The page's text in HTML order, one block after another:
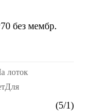
без мембр.
лоток
(5/1)